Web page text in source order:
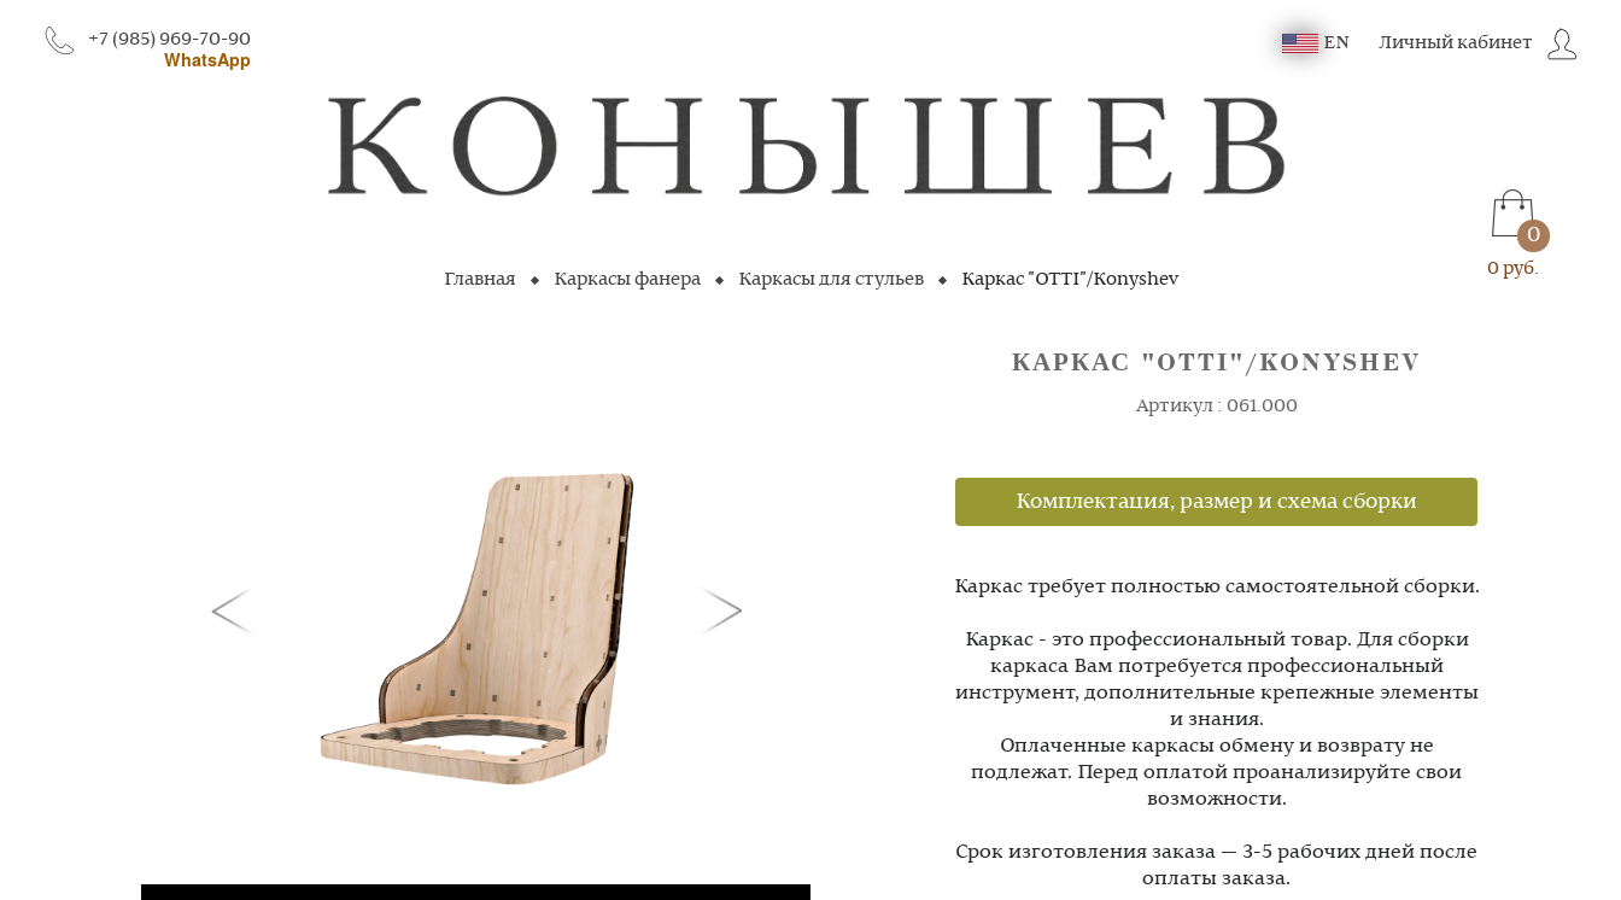
+7 (985) 969-70-90
WhatsApp
EN Личный кабинет
0
0 руб.
Главная Каркасы фанера Каркасы для стульев Каркас "OTTI"/Konyshev
КАРКАС "OTTI"/KONYSHEV
Артикул : 061.000
Комплектация, размер и схема сборки
Каркас требует полностью самостоятельной сборки.
Каркас - это профессиональный товар. Для сборки
каркаса Вам потребуется профессиональный
инструмент, дополнительные крепежные элементы
и знания.
Оплаченные каркасы обмену и возврату не
подлежат. Перед оплатой проанализируйте свои
возможности.
Срок изготовления заказа — 3-5 рабочих дней после
оплаты заказа.